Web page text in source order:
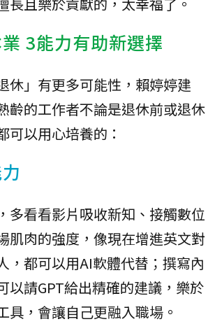
3能力有助新選擇
休」有更多可能性，賴婷婷建
齡的工作者不論是退休前或退休
可以用心培養的：
多看看影片吸收新知、接觸數位
肌肉的強度，像現在增進英文對
，都可以用AI軟體代替；撰寫內
以請GPT給出精確的建議，樂於
具，會讓自己更融入職場。